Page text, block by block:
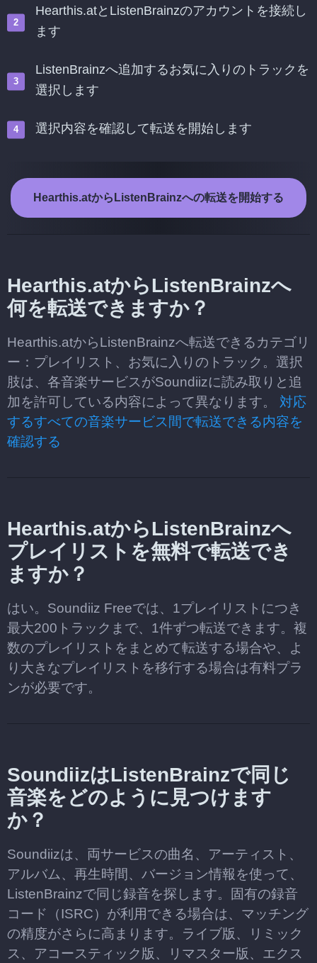
Hearthis.atとListenBrainzのアカウントを接続し
ます
ListenBrainzへ追加するお気に入りのトラックを
選択します
選択内容を確認して転送を開始します
Hearthis.atからListenBrainzへの転送を開始する
Hearthis.atからListenBrainzへ
何を転送できますか？
Hearthis.atからListenBrainzへ転送できるカテゴリ
ー：プレイリスト、お気に入りのトラック。選択
肢は、各音楽サービスがSoundiizに読み取りと追
加を許可している内容によって異なります。 対応
するすべての音楽サービス間で転送できる内容を
確認する
Hearthis.atからListenBrainzへ
プレイリストを無料で転送でき
ますか？
はい。Soundiiz Freeでは、1プレイリストにつき
最大200トラックまで、1件ずつ転送できます。複
数のプレイリストをまとめて転送する場合や、よ
り大きなプレイリストを移行する場合は有料プラ
ンが必要です。
SoundiizはListenBrainzで同じ
音楽をどのように見つけます
か？
Soundiizは、両サービスの曲名、アーティスト、
アルバム、再生時間、バージョン情報を使って、
ListenBrainzで同じ録音を探します。固有の録音
コード（ISRC）が利用できる場合は、マッチング
の精度がさらに高まります。ライブ版、リミック
ス、アコースティック版、リマスター版、エクス